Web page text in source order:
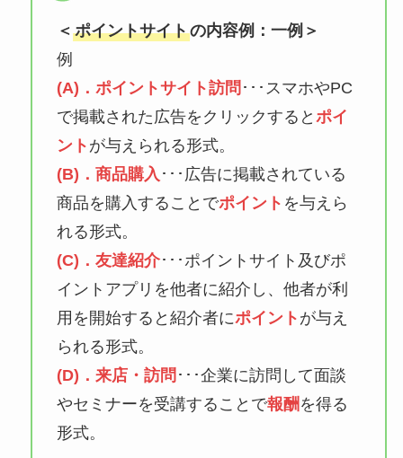
＜ ポイントサイトの内容例：一例＞
例
(A)．ポイントサイト訪問 ･･･スマホやPC
で掲載された広告をクリックすると ポイ
ント が与えられる形式。
(B)．商品購入 ･･･広告に掲載されている
商品を購入することでポイント を与えら
れる形式。
(C)．友達紹介･･･ポイントサイト及びポ
イントアプリを他者に紹介し、他者が利
用を開始すると紹介者にポイント が与え
られる形式。
(D)．来店・訪問 ･･･企業に訪問して面談
やセミナーを受講することで報酬 を得る
形式。